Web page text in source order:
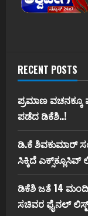
RECENT POSTS
ಪ್ರಮಾಣ
ಪಡೆದ ಡಿಕೆಶಿ..!
ಡಿ.ಕೆ ಶಿವಕುಮಾರ್‌
ಸಿಕ್ಕಿದೆ ಎಕ್ಸ್‌ಕ್ಲೂಸಿವ್‌
ಡಿಕೆಶಿ ಜತೆ 14 ಮಂದಿ
ಸಚಿವರ ಫೈನಲ್